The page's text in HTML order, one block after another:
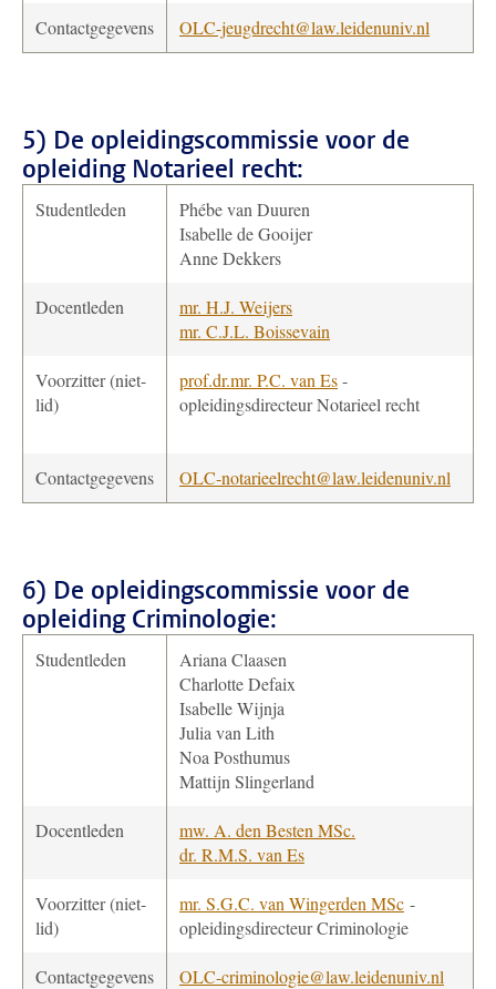
Contactgegevens OLC-jeugdrecht@law.leidenuniv.nl
5) De opleidingscommissie voor de
opleiding Notarieel recht:
Studentleden
Phébe van Duuren
Isabelle de Gooijer
Anne Dekkers
Docentleden
mr. H.J. Weijers
mr. C.J.L. Boissevain
Voorzitter (niet-
lid)
prof.dr.mr. P.C. van Es-
opleidingsdirecteur Notarieel recht
Contactgegevens OLC-notarieelrecht@law.leidenuniv.nl
6) De opleidingscommissie voor de
opleiding Criminologie:
Studentleden
Ariana Claasen
Charlotte Defaix
Isabelle Wijnja
Julia van Lith
Noa Posthumus
Mattijn Slingerland
Docentleden
mw. A. den Besten MSc.
dr. R.M.S. van Es
Voorzitter (niet-
lid)
mr. S.G.C. van Wingerden MSc -
opleidingsdirecteur Criminologie
Contactgegevens OLC-criminologie@law.leidenuniv.nl